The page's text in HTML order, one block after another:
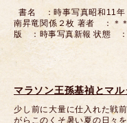
書名 ：時事写真昭和11年
南昇竜関係２枚 著者 ：＊
版 ：時事写真新報 状態 ：
マラソン王孫基禎とマ
少し前に大量に仕入れた戦
がらこのくそ暑い夏の日々